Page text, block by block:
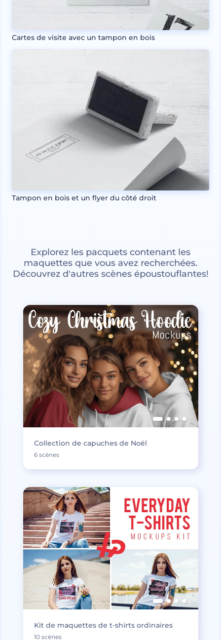
Cartes de visite avec un tampon en bois
Tampon en bois et un flyer du côté droit
Explorez les pacquets contenant les
maquettes que vous avez recherchées.
Découvrez d'autres scènes époustouflantes!
Collection de capuches de Noël
6 scènes
Kit de maquettes de t-shirts ordinaires
10 scènes